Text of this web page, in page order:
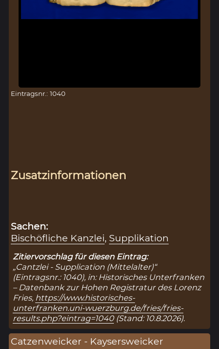
Eintragsnr.: 1040
Zusatzinformationen
Sachen:
Bischöfliche Kanzlei, Supplikation
Zitiervorschlag für diesen Eintrag:
„Cantzlei - Supplication (Mittelalter)“
(Eintragsnr.: 1040), in: Historisches Unterfranken
– Datenbank zur Hohen Registratur des Lorenz
Fries, https://www.historisches-
unterfranken.uni-wuerzburg.de/fries/fries-
results.php?eintrag=1040(Stand: 10.8.2026).
Catzenweicker - Kaysersweicker